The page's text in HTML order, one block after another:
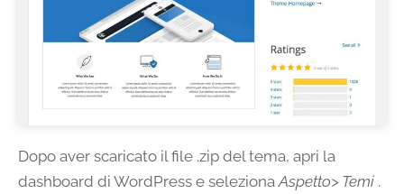
Dopo aver scaricato il file .zip del tema, apri la
dashboard di WordPress e seleziona Aspetto> Temi .